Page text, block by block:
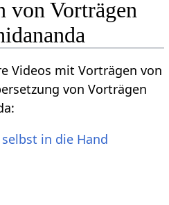
von Vorträgen
Videos mit Vorträgen von
von Vorträgen
in die Hand